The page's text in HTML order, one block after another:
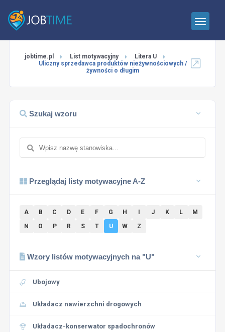
jobtime.pl List motywacyjny
Litera U
Uliczny sprzedawca produktów nieżywnościowych /
żywności o długim
Szukaj wzoru
Przeglądaj listy motywacyjne A-Z
A B C D E F G H J K L
M
N
O P R S T U W Z
Wzory listów motywacyjnych na "U"
Ubojowy
Układacz nawierzchni drogowych
Układacz-konserwator spadochronów